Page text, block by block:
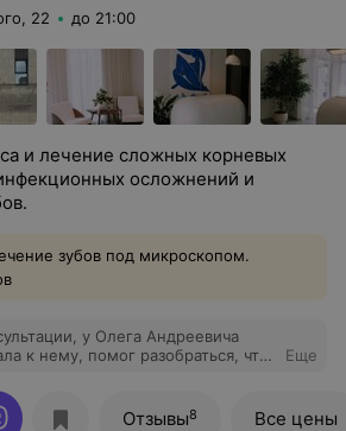
22 до 21:00
и лечение сложных корневых
осложнений и
зубов под микроскопом.
у Олега Андреевича
к нему, помог разобраться, что
очень красиво и можно
во время лечения
Еще
Отзывы8 Все цены